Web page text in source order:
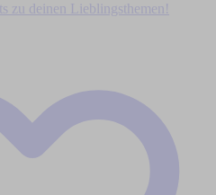
zu deinen Lieblingsthemen!